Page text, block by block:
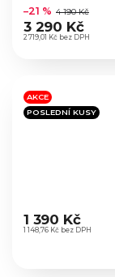
hodnocení
produktu
je
hvězdiček.
2 719,01 Kč bez DPH
–21 % 4 190 Kč
3 290 Kč
AKCE
POSLEDNÍ KUSY
hodnocení
produktu
1 148,76 Kč bez DPH
1 390 Kč